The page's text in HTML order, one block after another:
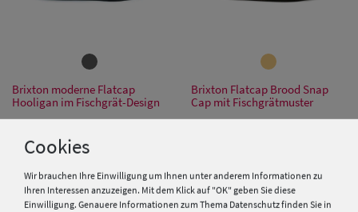
Brixton moderne Flatcap
Hooligan im Fischgrät-Design
59,99 €
Brixton Flatcap Brood Snap
Cap mit Fischgrätmuster
Cookies
Wir brauchen Ihre Einwilligung um Ihnen unter anderem Informationen zu
Ihren Interessen anzuzeigen. Mit dem Klick auf "OK" geben Sie diese
Einwilligung. Genauere Informationen zum Thema Datenschutz finden Sie in